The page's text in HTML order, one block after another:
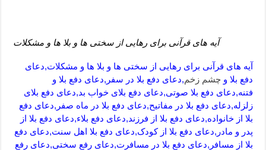
آیه های قرآنی برای رهایی از سختی ها و بلا ها و مشکلات
آیه های قرآنی برای رهایی از سختی ها و بلا ها و مشکلات,دعای
دفع بلا و چشم زخم,دعای دفع بلا در سفر,دعای دفع بلا و
فتنه,دعای دفع بلا صوتی,دعای دفع بلای خواب بد,دعای دفع بلای
زلزله,دعای دفع بلا در مفاتیح,دعای دفع بلا در ماه صفر,دعای دفع
بلا از خانواده,دعای دفع بلا از فرزند,دعای دفع بلاء,دعای دفع بلا از
پدر و مادر,دعای دفع بلا از کودک,دعای دفع بلا اهل سنت,دعای دفع
بلا از مسافر,دعای دفع بلا در مسافرت,دعای رفع سختی,دعای رفع